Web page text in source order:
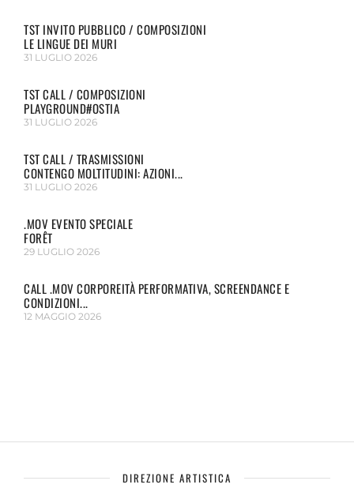
TST INVITO PUBBLICO / COMPOSIZIONI
LE LINGUE DEI MURI
31 LUGLIO 2026
TST CALL / COMPOSIZIONI
PLAYGROUND#OSTIA
31 LUGLIO 2026
TST CALL / TRASMISSIONI
CONTENGO MOLTITUDINI: AZIONI...
31 LUGLIO 2026
.MOV EVENTO SPECIALE
FORÊT
29 LUGLIO 2026
CALL .MOV CORPOREITÀ PERFORMATIVA, SCREENDANCE E
CONDIZIONI...
12 MAGGIO 2026
DIREZIONE ARTISTICA